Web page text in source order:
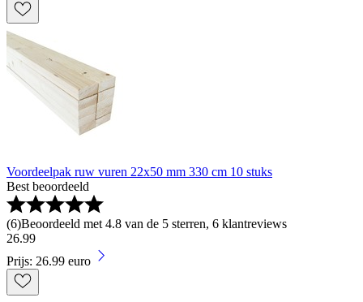
Voordeelpak ruw vuren 22x50 mm 330 cm 10 stuks
Best beoordeeld
(6)Beoordeeld met 4.8 van de 5 sterren, 6 klantreviews
26.99
Prijs: 26.99 euro